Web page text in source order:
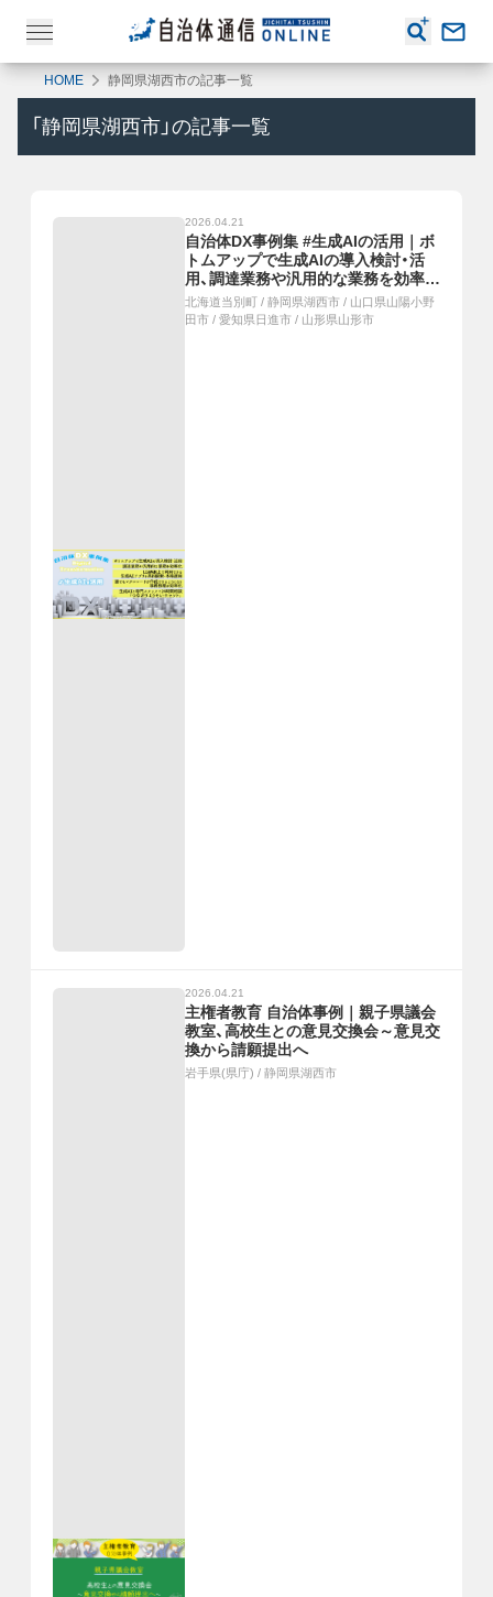
HOME 静岡県湖西市の記事一覧
「 静岡県湖西市 」の記事一覧
2026.04.21
自治体DX事例集 #生成AIの活用｜ボ
トムアップで生成AIの導入検討・活
用、調達業務や汎用的な業務を効率
化、LGWAN上で利用できる生成AIア
プリを共同開発・本格運用、誰でもマ
北海道当別町 / 静岡県湖西市 / 山口県山陽小野
田市 / 愛知県日進市 / 山形県山形市
2026.04.21
主権者教育 自治体事例｜親子県議会
教室、高校生との意見交換会～意見交
換から請願提出へ
岩手県(県庁) / 静岡県湖西市